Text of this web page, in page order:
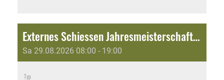
Externes Schiessen Jahresmeisterschaft: Standartenweihschiessen 140 Jahre SG Lommis-Weingarten
Sa 29.08.2026 08:00 - 19:00
Typ